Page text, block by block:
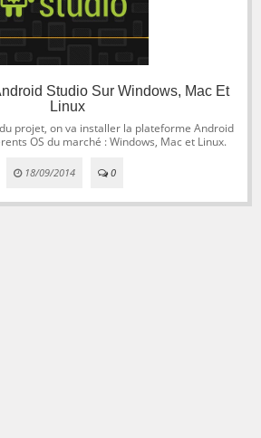
Studio Sur Windows, Mac Et
Linux
projet, on va installer la plateforme Android
OS du marché : Windows, Mac et Linux.
18/09/2014 0